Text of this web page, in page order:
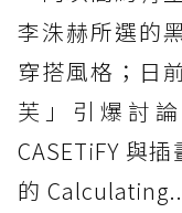
李洙赫所選的
穿搭風格；日
芙」引爆討
CASETiFY 與
的